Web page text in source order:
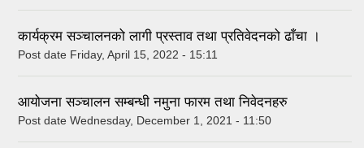
कार्यक्रम सञ्चालनको लागी प्रस्ताव तथा प्रतिवेदनको ढाँचा ।
Post date Friday, April 15, 2022 - 15:11
आयोजना सञ्चालन सम्बन्धी नमुना फारम तथा निवेदनहरु
Post date Wednesday, December 1, 2021 - 11:50